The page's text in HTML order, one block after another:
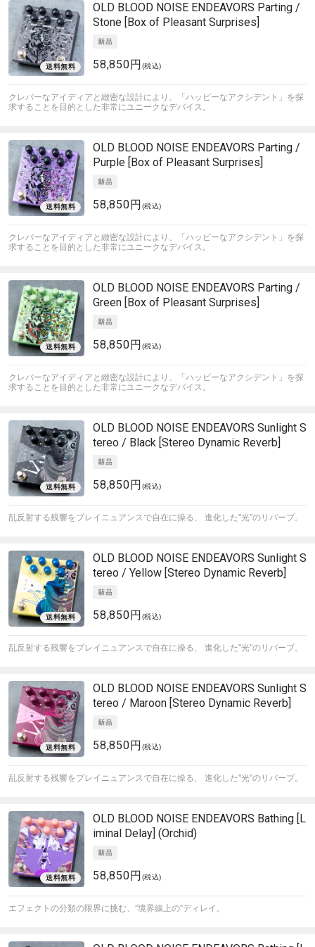
OLD BLOOD NOISE ENDEAVORS Parting /
Stone [Box of Pleasant Surprises]
58,850円 (税込)
クレバーなアイディアと緻密な設計により、「ハッピーなアクシデント」を探
求することを目的とした非常にユニークなデバイス。
OLD BLOOD NOISE ENDEAVORS Parting /
Purple [Box of Pleasant Surprises]
58,850円 (税込)
クレバーなアイディアと緻密な設計により、「ハッピーなアクシデント」を探
求することを目的とした非常にユニークなデバイス。
OLD BLOOD NOISE ENDEAVORS Parting /
Green [Box of Pleasant Surprises]
58,850円 (税込)
クレバーなアイディアと緻密な設計により、「ハッピーなアクシデント」を探
求することを目的とした非常にユニークなデバイス。
OLD BLOOD NOISE ENDEAVORS Sunlight S
tereo / Black [Stereo Dynamic Reverb]
58,850円 (税込)
乱反射する残響をプレイニュアンスで自在に操る、 進化した"光"のリバーブ。
OLD BLOOD NOISE ENDEAVORS Sunlight S
tereo / Yellow [Stereo Dynamic Reverb]
58,850円 (税込)
乱反射する残響をプレイニュアンスで自在に操る、 進化した"光"のリバーブ。
OLD BLOOD NOISE ENDEAVORS Sunlight S
tereo / Maroon [Stereo Dynamic Reverb]
58,850円 (税込)
乱反射する残響をプレイニュアンスで自在に操る、 進化した"光"のリバーブ。
OLD BLOOD NOISE ENDEAVORS Bathing [L
iminal Delay] (Orchid)
58,850円 (税込)
エフェクトの分類の限界に挑む、”境界線上の”ディレイ。